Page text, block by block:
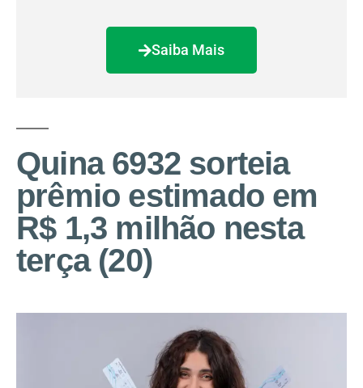
Saiba Mais
Quina 6932 sorteia
prêmio estimado em
R$ 1,3 milhão nesta
terça (20)